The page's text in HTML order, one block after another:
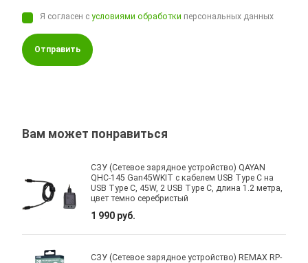
Я согласен сусловиями обработки персональных данных
Отправить
Вам может понравиться
СЗУ (Сетевое зарядное устройство) QAYAN
QHC-145 Gan45WKIT с кабелем USB Type C на
USB Type C, 45W, 2 USB Type C, длина 1.2 метра,
цвет темно серебристый
1 990 руб.
СЗУ (Сетевое зарядное устройство) REMAX RP-